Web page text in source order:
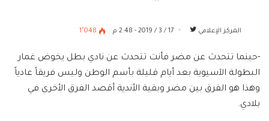
المركز الإعلامي
تابع
تويتر
17 / 3 / 2019 - 2:48 م 1٬048
-حينما تتحدث عن مضر فأنت تتحدث عن نادي بطل يخوض غمار
البطولة الآسيوية بعد أيام قليلة بأسم الوطن وليس فريقاً عادياً
وهذا هو الفرق بين مضر وبقية الأندية أقصد الفرق الأخرى في
بلادي.